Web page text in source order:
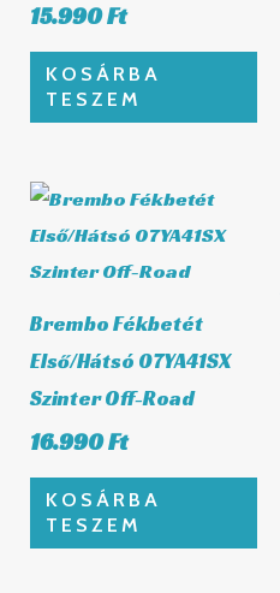
15.990Ft
KOSÁRBA
TESZEM
Brembo Fékbetét
Első/Hátsó 07YA41SX
Szinter Off-Road
16.990Ft
KOSÁRBA
TESZEM